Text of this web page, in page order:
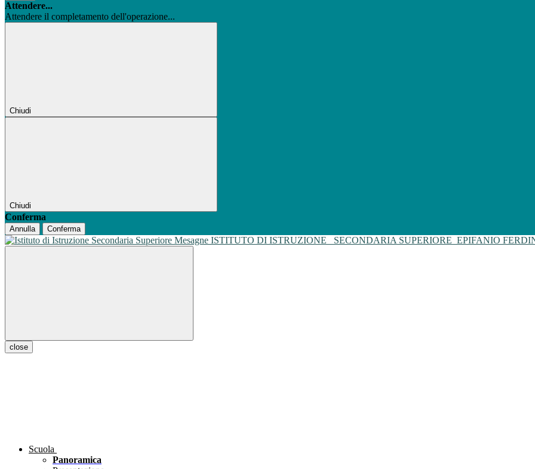
Attendere...
Attendere il completamento dell'operazione...
Chiudi
Chiudi
Conferma
Annulla Conferma
ISTITUTO DI ISTRUZIONE SECONDARIA SUPERIORE EPIFANIO
close
Scuola
Panoramica